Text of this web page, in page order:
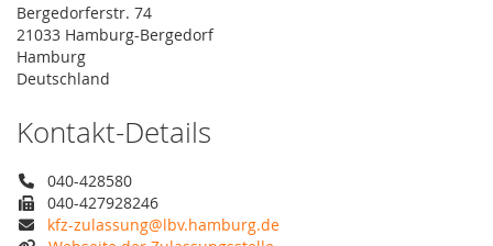
Bergedorferstr. 74
21033 Hamburg-Bergedorf
Hamburg
Deutschland
Kontakt-Details
040-428580
040-427928246
kfz-zulassung@lbv.hamburg.de